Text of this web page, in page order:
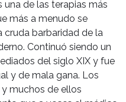
una de las terapias más
más a menudo se
cruda barbaridad de la
Continuó siendo un
del siglo XIX y fue
y de mala gana. Los
muchos de ellos